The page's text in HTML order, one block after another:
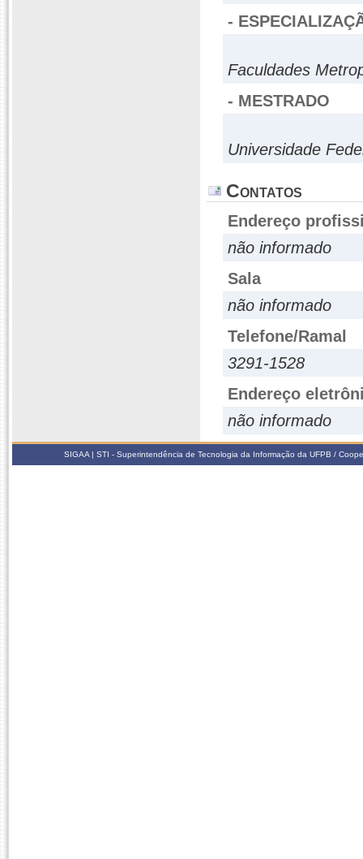
-
Faculdades
- MESTRADO
Universidade
Contatos
Endereço
não informado
Sala
não informado
Telefone/Ramal
3291-1528
Endereço
não informado
SIGAA | STI - Superintendência de Tecnologia da Informação da UFPB /